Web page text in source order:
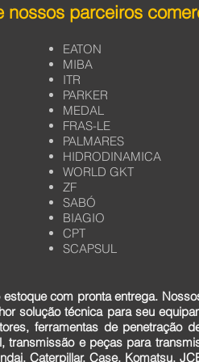
parceiros
EATON
MIBA
ITR
PARKER
MEDAL
FRAS-LE
PALMARES
HIDRODINAMICA
WORLD GKT
ZF
SABÓ
BIAGIO
CPT
SCAPSUL
com pronta entrega.
solução técnica para seu
ferramentas de penetração
transmissão e peças para
Caterpillar, Case, Komatsu,